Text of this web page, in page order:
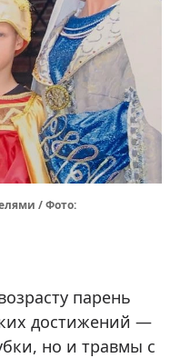
/ Фото:
парень
достижений —
но и травмы с